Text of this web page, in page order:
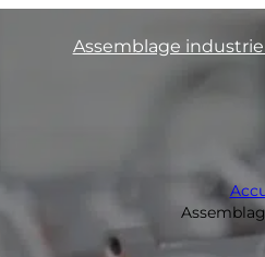
Assemblage industriel